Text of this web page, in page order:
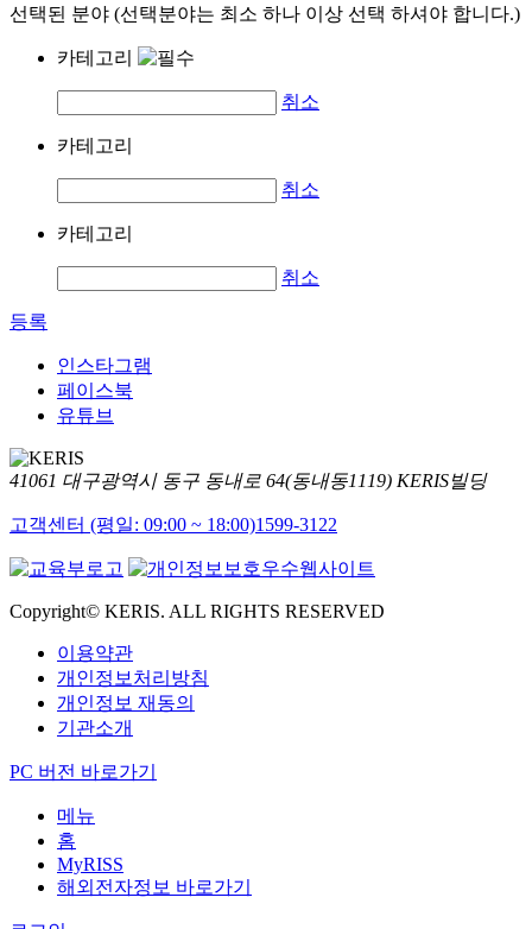
선택된 분야 (선택분야는 최소 하나 이상 선택 하셔야 합니다.)
카테고리
취소
카테고리
취소
카테고리
취소
등록
인스타그램
페이스북
유튜브
41061 대구광역시 동구 동내로 64(동내동1119) KERIS빌딩
고객센터 (평일: 09:00 ~ 18:00)1599-3122
Copyright© KERIS. ALL RIGHTS RESERVED
이용약관
개인정보처리방침
개인정보 재동의
기관소개
PC 버전 바로가기
메뉴
홈
MyRISS
해외전자정보 바로가기